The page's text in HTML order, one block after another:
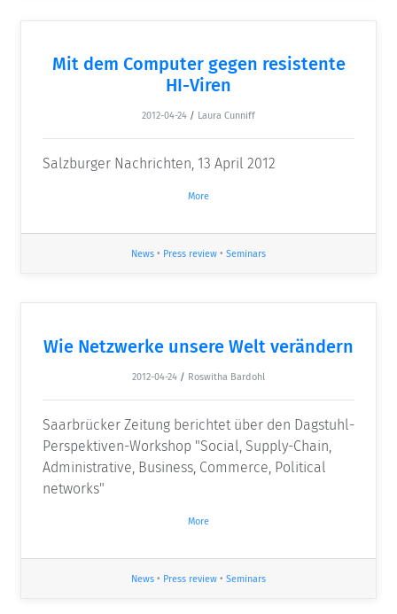
Mit dem Computer gegen resistente
HI-Viren
2012-04-24 / Laura Cunniff
Salzburger Nachrichten, 13 April 2012
More
News • Press review • Seminars
Wie Netzwerke unsere Welt verändern
2012-04-24 / Roswitha Bardohl
Saarbrücker Zeitung berichtet über den Dagstuhl-
Perspektiven-Workshop "Social, Supply-Chain,
Administrative, Business, Commerce, Political
networks"
More
News • Press review • Seminars